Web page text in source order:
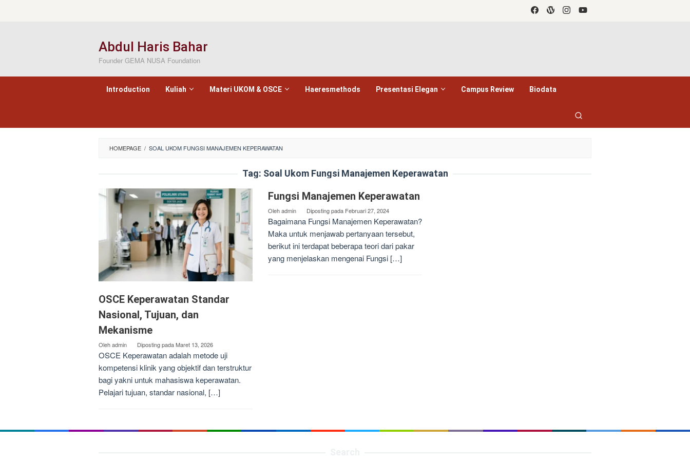
Abdul Haris Bahar
Founder GEMA NUSA Foundation
Introduction Kuliah Materi UKOM & OSCE Haeresmethods Presentasi Elegan Campus Review Biodata
HOMEPAGE / SOAL UKOM FUNGSI MANAJEMEN KEPERAWATAN
Tag: Soal Ukom Fungsi Manajemen Keperawatan
OSCE Keperawatan Standar
Nasional, Tujuan, dan
Mekanisme
Olehadmin Diposting padaMaret 13, 2026
OSCE Keperawatan adalah metode uji
kompetensi klinik yang objektif dan terstruktur
bagi yakni untuk mahasiswa keperawatan.
Pelajari tujuan, standar nasional, […]
Fungsi Manajemen Keperawatan
Olehadmin Diposting pada Februari 27, 2024
Bagaimana Fungsi Manajemen Keperawatan?
Maka untuk menjawab pertanyaan tersebut,
berikut ini terdapat beberapa teori dari pakar
yang menjelaskan mengenai Fungsi […]